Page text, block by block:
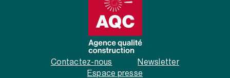
Contactez-nous
Newsletter
Espace presse